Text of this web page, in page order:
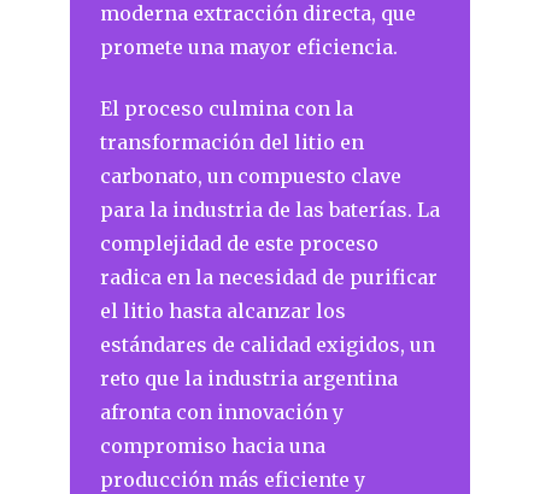
moderna extracción directa, que
promete una mayor eficiencia.
El proceso culmina con la
transformación del litio en
carbonato, un compuesto clave
para la industria de las baterías. La
complejidad de este proceso
radica en la necesidad de purificar
el litio hasta alcanzar los
estándares de calidad exigidos, un
reto que la industria argentina
afronta con innovación y
compromiso hacia una
producción más eficiente y